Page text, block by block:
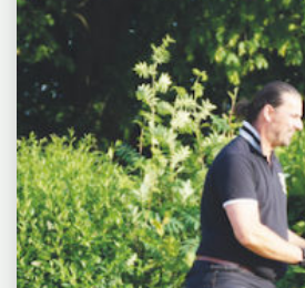
WEITERLESEN
RUSCHINSKI,
DEIN
PFERD
–
SPIEGEL
DER
SEELE"
Becker,
Die
Magie
der
Parade
–
Vom
Traum
zur
Wirklichkeit